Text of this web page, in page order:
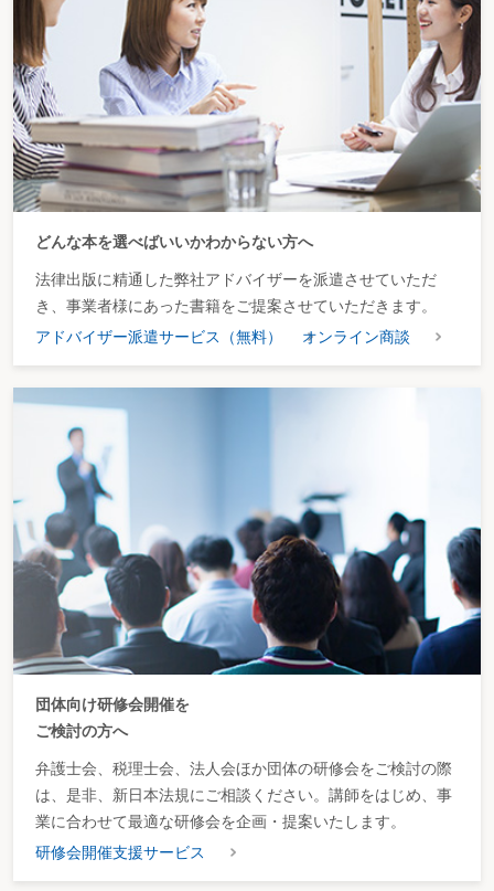
どんな本を選べばいいかわからない方へ
法律出版に精通した弊社アドバイザーを派遣させていただ
き、事業者様にあった書籍をご提案させていただきます。
アドバイザー派遣サービス（無料）
オンライン商談
団体向け研修会開催を
ご検討の方へ
弁護士会、税理士会、法人会ほか団体の研修会をご検討の際
は、是非、新日本法規にご相談ください。講師をはじめ、事
業に合わせて最適な研修会を企画・提案いたします。
研修会開催支援サービス